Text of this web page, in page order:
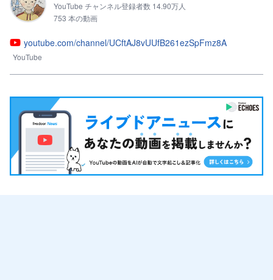
YouTube チャンネル登録者数 14.90万人
753 本の動画
youtube.com/channel/UCftAJ8vUUfB261ezSpFmz8A
YouTube